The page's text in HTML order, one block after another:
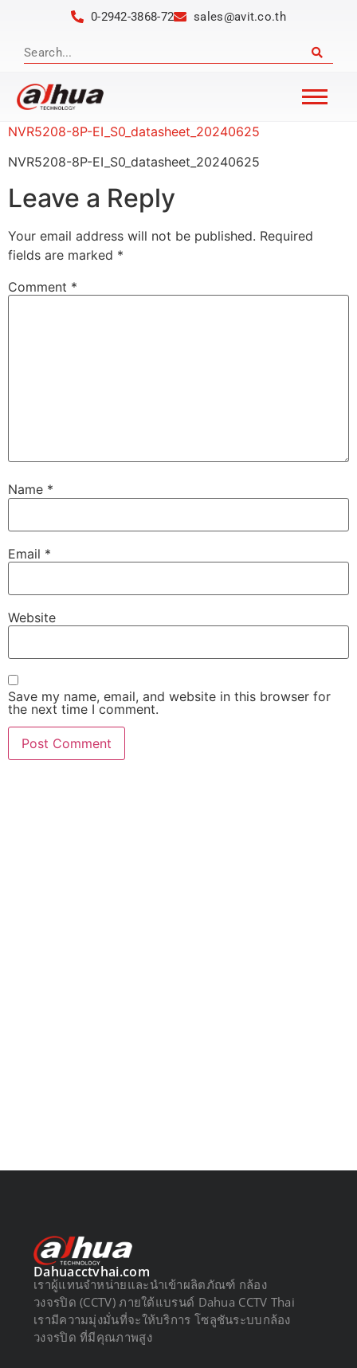
0-2942-3868-72 sales@avit.co.th
NVR5208-8P-EI_S0_datasheet_20240625
NVR5208-8P-EI_S0_datasheet_20240625
Leave a Reply
Your email address will not be published. Required
fields are marked *
Comment *
Name *
Email *
Website
Save my name, email, and website in this browser for
the next time I comment.
Dahuacctvhai.com
เราผู้แทนจำหน่ายและนำเข้าผลิตภัณฑ์ กล้อง
วงจรปิด (CCTV) ภายใต้แบรนด์ Dahua CCTV Thai
เรามีความมุ่งมั่นที่จะให้บริการ โซลูชันระบบกล้อง
วงจรปิด ที่มีคุณภาพสูง